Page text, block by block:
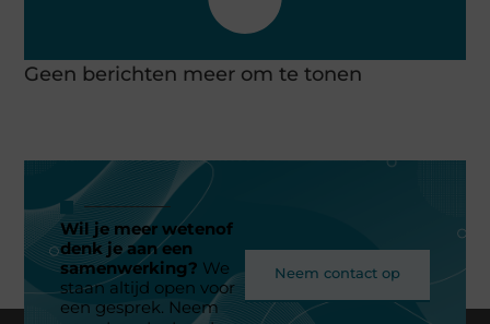
Geen berichten meer om te tonen
Wil je meer wetenof
denk je aan een
samenwerking? We
staan altijd open voor
een gesprek. Neem
Neem contact op